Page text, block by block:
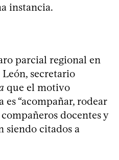
instancia.
parcial regional en
secretario
que el motivo
“acompañar, rodear
docentes y
siendo citados a